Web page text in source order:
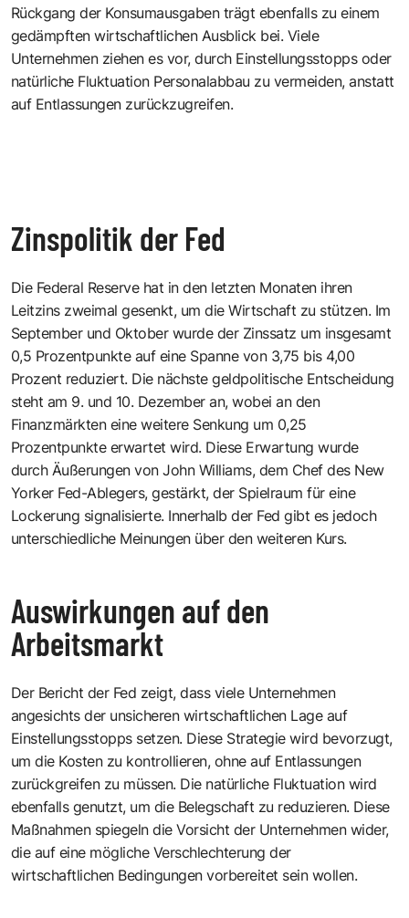
Rückgang der Konsumausgaben trägt ebenfalls zu einem
gedämpften wirtschaftlichen Ausblick bei. Viele
Unternehmen ziehen es vor, durch Einstellungsstopps oder
natürliche Fluktuation Personalabbau zu vermeiden, anstatt
auf Entlassungen zurückzugreifen.
Zinspolitik der Fed
Die Federal Reserve hat in den letzten Monaten ihren
Leitzins zweimal gesenkt, um die Wirtschaft zu stützen. Im
September und Oktober wurde der Zinssatz um insgesamt
0,5 Prozentpunkte auf eine Spanne von 3,75 bis 4,00
Prozent reduziert. Die nächste geldpolitische Entscheidung
steht am 9. und 10. Dezember an, wobei an den
Finanzmärkten eine weitere Senkung um 0,25
Prozentpunkte erwartet wird. Diese Erwartung wurde
durch Äußerungen von John Williams, dem Chef des New
Yorker Fed-Ablegers, gestärkt, der Spielraum für eine
Lockerung signalisierte. Innerhalb der Fed gibt es jedoch
unterschiedliche Meinungen über den weiteren Kurs.
Auswirkungen auf den
Arbeitsmarkt
Der Bericht der Fed zeigt, dass viele Unternehmen
angesichts der unsicheren wirtschaftlichen Lage auf
Einstellungsstopps setzen. Diese Strategie wird bevorzugt,
um die Kosten zu kontrollieren, ohne auf Entlassungen
zurückgreifen zu müssen. Die natürliche Fluktuation wird
ebenfalls genutzt, um die Belegschaft zu reduzieren. Diese
Maßnahmen spiegeln die Vorsicht der Unternehmen wider,
die auf eine mögliche Verschlechterung der
wirtschaftlichen Bedingungen vorbereitet sein wollen.